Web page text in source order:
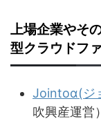
上場企業やそ
型クラウドフ
Jointoα(ジ
吹興産運営）